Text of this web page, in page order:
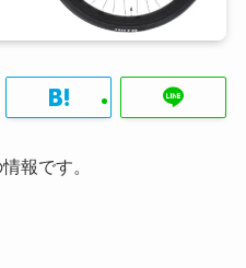
報です。